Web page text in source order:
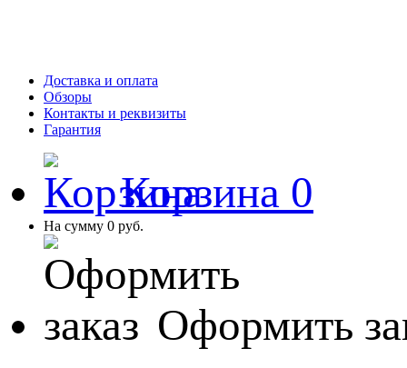
Доставка и оплата
Обзоры
Контакты и реквизиты
Гарантия
Корзина 0
На сумму 0 руб.
Оформить